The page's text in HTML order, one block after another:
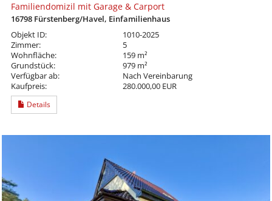
Familiendomizil mit Garage & Carport
16798 Fürstenberg/Havel, Einfamilienhaus
Objekt ID:
1010-2025
Zimmer:
5
Wohnfläche:
159 m²
Grundstück:
979 m²
Verfügbar ab:
Nach Vereinbarung
Kaufpreis:
280.000,00 EUR
Details